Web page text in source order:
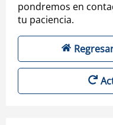
pondremos en
tu paciencia.